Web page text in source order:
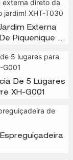
Externa
Piquenique No
De 5 Lugares
XH-G001